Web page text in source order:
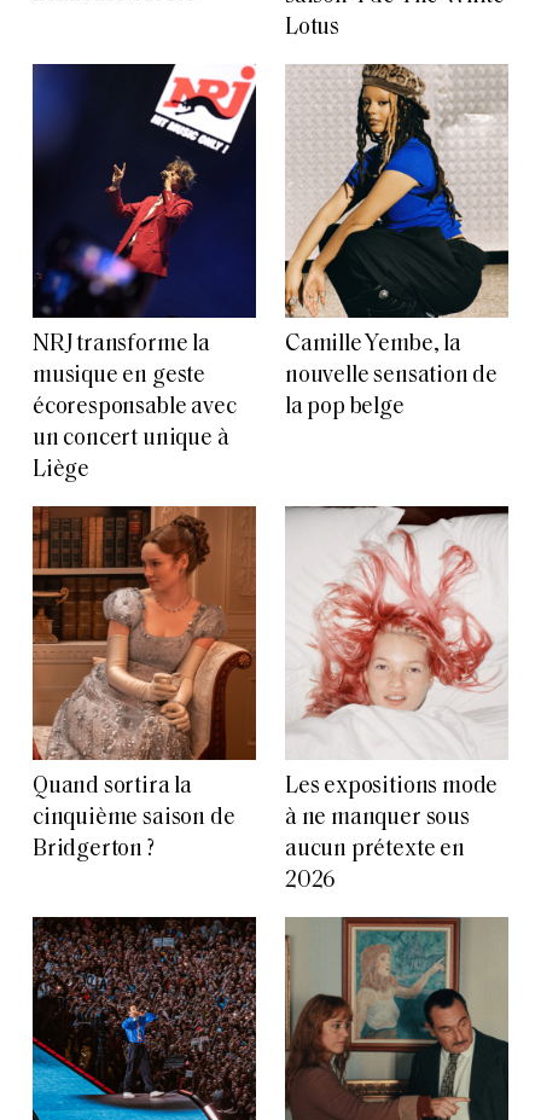
Lotus
NRJ transforme la
musique en geste
écoresponsable avec
un concert unique à
Liège
Camille Yembe, la
nouvelle sensation de
la pop belge
Quand sortira la
cinquième saison de
Bridgerton ?
Les expositions mode
à ne manquer sous
aucun prétexte en
2026